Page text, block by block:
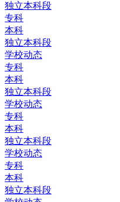
独立本科段
专科
本科
独立本科段
学校动态
专科
本科
独立本科段
学校动态
专科
本科
独立本科段
学校动态
专科
本科
独立本科段